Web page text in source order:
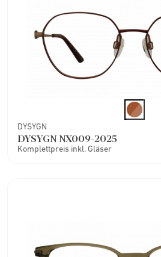
DYSYGN
DYSYGN NX009-2025
Komplettpreis inkl. Gläser